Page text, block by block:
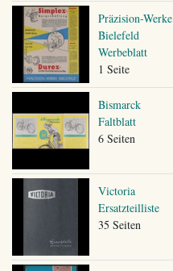
Präzision-Werke
Bielefeld
Werbeblatt
1 Seite
Bismarck
Faltblatt
6 Seiten
Victoria
Ersatzteilliste
35 Seiten